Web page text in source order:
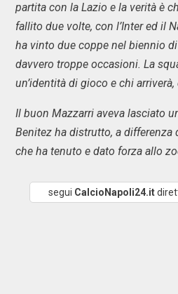
partita con la Lazio e la verità è
fallito due volte, con l’Inter ed il
ha vinto due coppe nel biennio
davvero troppe occasioni. La
un’identità di gioco e chi
Il buon Mazzarri aveva lasciato
Benitez ha distrutto, a differenza
che ha tenuto e dato forza allo
segui CalcioNapoli24.it